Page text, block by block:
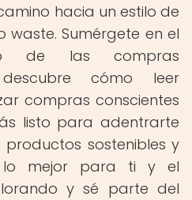
hacia un estilo de
waste. Sumérgete en el
de las compras
cómo leer
compras conscientes
listo para adentrarte
sostenibles y
lo mejor para ti y el
y sé parte del